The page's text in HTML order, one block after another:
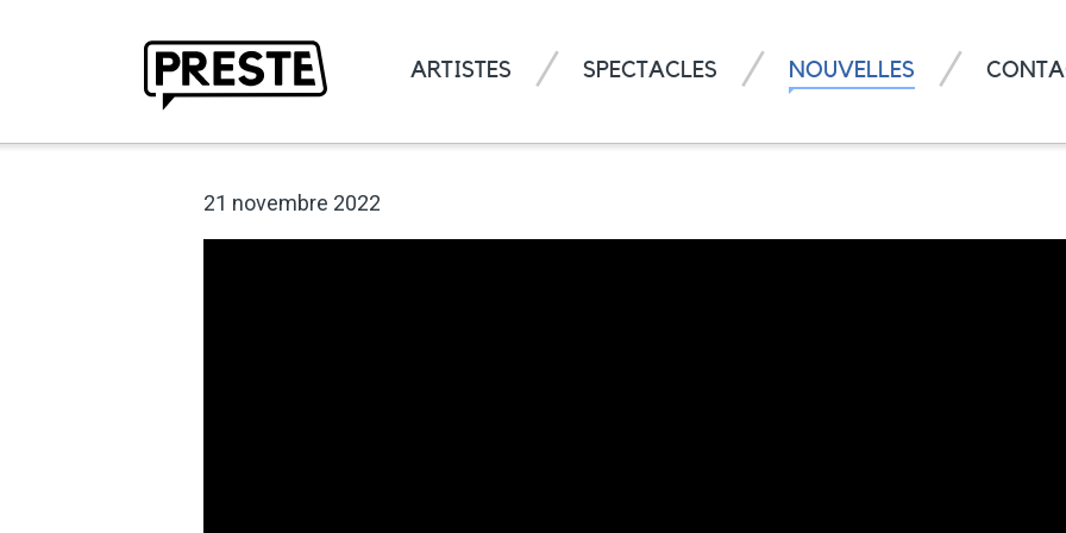
ARTISTES SPECTACLES NOUVELLES
21 novembre 2022